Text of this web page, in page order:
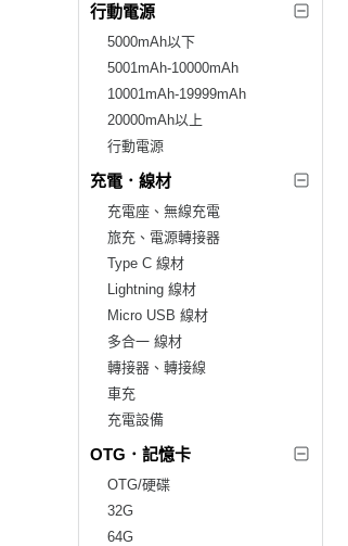
行動電源
5000mAh以下
5001mAh-10000mAh
10001mAh-19999mAh
20000mAh以上
行動電源
充電．線材
充電座、無線充電
旅充、電源轉接器
Type C 線材
Lightning 線材
Micro USB 線材
多合一 線材
轉接器、轉接線
車充
充電設備
OTG．記憶卡
OTG/硬碟
32G
64G